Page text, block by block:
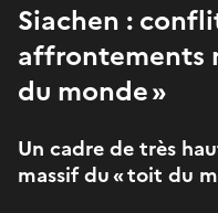
Siachen :
affrontements
du monde »
Un cadre de très
massif du « toit du